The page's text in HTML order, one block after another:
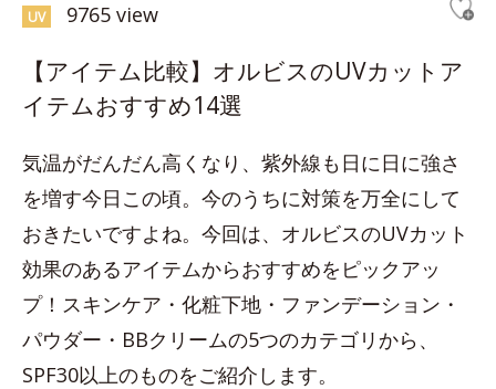
UV 9765 view
【アイテム比較】オルビスのUVカットア
イテムおすすめ14選
気温がだんだん高くなり、紫外線も日に日に強さ
を増す今日この頃。今のうちに対策を万全にして
おきたいですよね。今回は、オルビスのUVカット
効果のあるアイテムからおすすめをピックアッ
プ！スキンケア・化粧下地・ファンデーション・
パウダー・BBクリームの5つのカテゴリから、
SPF30以上のものをご紹介します。